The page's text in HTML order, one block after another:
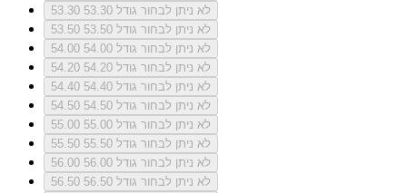
53.30
לא ניתן לבחור גודל 53.30
53.50
לא ניתן לבחור גודל 53.50
54.00
לא ניתן לבחור גודל 54.00
54.20
לא ניתן לבחור גודל 54.20
54.40
לא ניתן לבחור גודל 54.40
54.50
לא ניתן לבחור גודל 54.50
55.00
לא ניתן לבחור גודל 55.00
55.50
לא ניתן לבחור גודל 55.50
56.00
לא ניתן לבחור גודל 56.00
56.50
לא ניתן לבחור גודל 56.50